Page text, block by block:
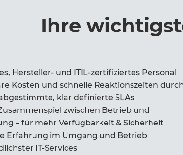
Ihre
Hersteller- und ITIL-zertifiziertes Personal
Kosten und schnelle Reaktionszeiten durch
klar definierte SLAs
zwischen Betrieb und
– für mehr Verfügbarkeit & Sicherheit
Erfahrung im Umgang und Betrieb
IT-Services